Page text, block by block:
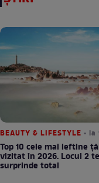
BEAUTY & LIFESTYLE • la
Top 10 cele mai ieftine
vizitat în 2026. Locul 2
surprinde total